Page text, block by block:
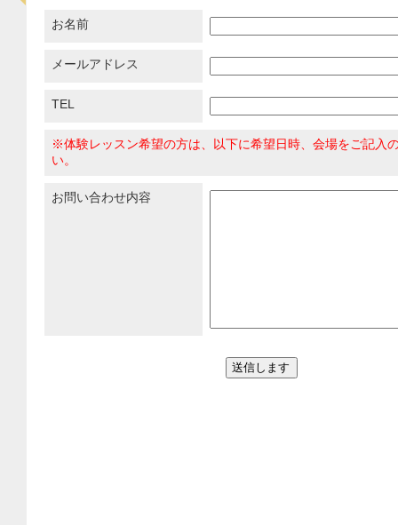
お名前
メールアドレス
TEL
※体験レッスン希望の方は、以下に希望日時、会場をご記入
い。
お問い合わせ内容